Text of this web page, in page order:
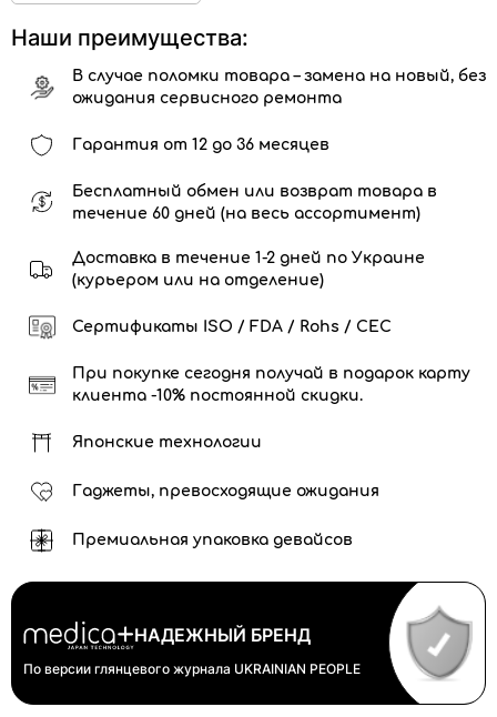
Наши преимущества:
В случае поломки товара – замена на новый, без
ожидания сервисного ремонта
Гарантия от 12 до 36 месяцев
Бесплатный обмен или возврат товара в
течение 60 дней (на весь ассортимент)
Доставка в течение 1-2 дней по Украине
(курьером или на отделение)
Сертификаты ISO / FDA / Rohs / CEC
При покупке сегодня получай в подарок карту
клиента -10% постоянной скидки.
Японские технологии
Гаджеты, превосходящие ожидания
Премиальная упаковка девайсов
НАДЕЖНЫЙ БРЕНД
По версии глянцевого журнала UKRAINIAN PEOPLE